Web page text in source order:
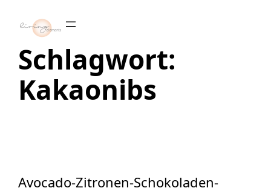
Inhalt
springen
Schlagwort:
Kakaonibs
Avocado-Zitronen-Schokoladen-